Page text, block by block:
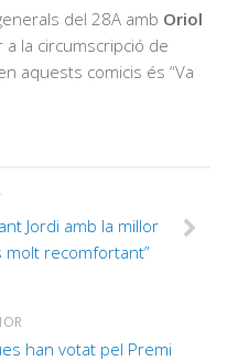
del 28A amb Oriol
la circumscripció de
aquests comicis és “Va
Jordi amb la millor
molt recomfortant”
han votat pel Premi